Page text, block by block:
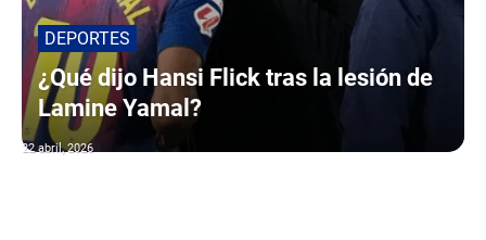
DEPORTES
¿Qué dijo Hansi Flick tras la lesión de
Lamine Yamal?
22 abril, 2026